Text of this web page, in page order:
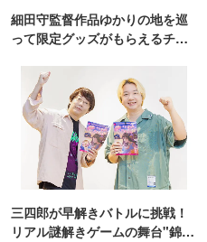
細田守監督作品ゆかりの地を巡
って限定グッズがもらえるチャ
三四郎が早解きバトルに挑戦！
リアル謎解きゲームの舞台"錦糸